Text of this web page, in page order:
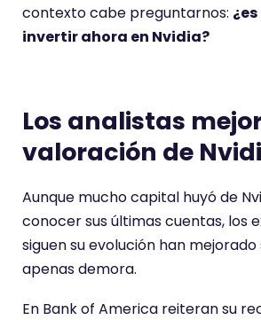
contexto cabe preguntarnos:
invertir ahora en Nvidia?
Los analistas
valoración de
Aunque mucho capital huyó de
conocer sus últimas cuentas, los
siguen su evolución han
apenas demora.
En Bank of America reiteran su